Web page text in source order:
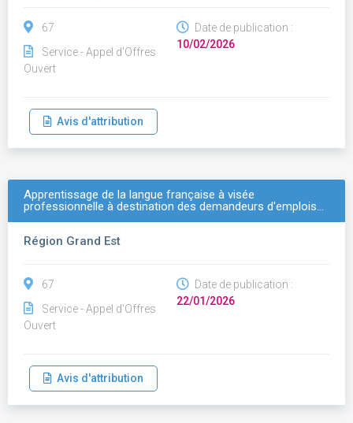
67
Service - Appel d'Offres
Ouvert
Date de publication :
10/02/2026
Avis d'attribution
Apprentissage de la langue française à visée
professionnelle à destination des demandeurs d'emplois…
Région Grand Est
67
Service - Appel d'Offres
Ouvert
Date de publication :
22/01/2026
Avis d'attribution